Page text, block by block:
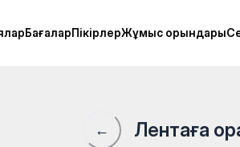
БағаларПікірлерЖұмыс орындары
БағаларПікірлерЖұмыс орындары
в форме —
← Лентаға